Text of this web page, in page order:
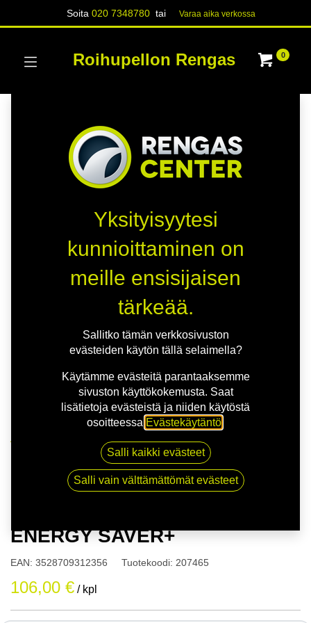
Soita020 7348780 tai Varaa aika verk​​​​ossa
Roihupellon Rengas 0
175/65R14 82H MICHELIN ENERGY SAVER+
ENERGY SAVER+
EAN: 3528709312356 Tuotekoodi: 207465
106,00 € / kpl
Yksityisyytesi
kunnioittaminen on
meille ensisijaisen
tärkeää.
Sallitko tämän verkkosivuston
evästeiden käytön tällä selaimella?
Käytämme evästeitä parantaaksemme
sivuston käyttökokemusta. Saat
lisätietoja evästeistä ja niiden käytöstä
osoitteessa Evästekäytäntö
Salli kaikki evästeet
Salli vain välttämättömät evästeet